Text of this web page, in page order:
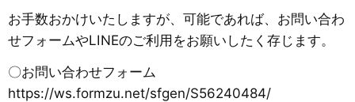
お手数おかけいたしますが、可能であれば、お問い合わ
せフォームやLINEのご利用をお願いしたく存じます。
〇お問い合わせフォーム
https://ws.formzu.net/sfgen/S56240484/